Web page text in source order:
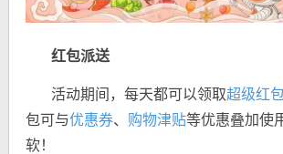
红包派送
活动期间，每天都可以领取超级红
包可与优惠券、 购物津贴等优惠叠加使
软！